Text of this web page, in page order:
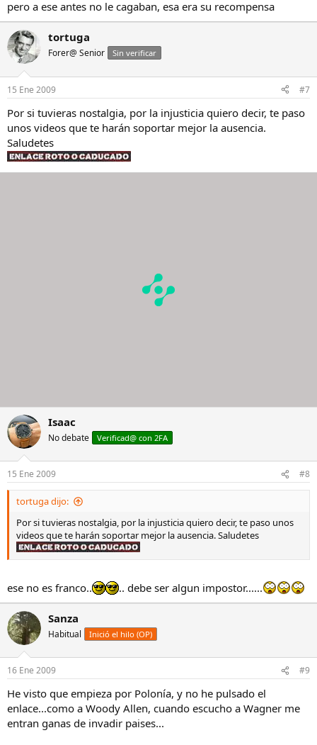
pero a ese antes no le cagaban, esa era su recompensa
tortuga
Forer@ Senior Sin verificar
15 Ene 2009 #7
Por si tuvieras nostalgia, por la injusticia quiero decir, te paso
unos videos que te harán soportar mejor la ausencia.
Saludetes
Isaac
No debate Verificad@ con 2FA
15 Ene 2009 #8
tortuga dijo:
Por si tuvieras nostalgia, por la injusticia quiero decir, te paso unos
videos que te harán soportar mejor la ausencia. Saludetes
ese no es franco.. .. debe ser algun impostor......
Sanza
Habitual Inició el hilo (OP)
16 Ene 2009 #9
He visto que empieza por Polonía, y no he pulsado el
enlace...como a Woody Allen, cuando escucho a Wagner me
entran ganas de invadir paises...